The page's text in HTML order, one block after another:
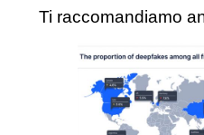
Ti raccomandiamo